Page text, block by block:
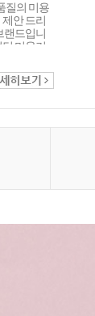
질의 미용
안 드리
랜드입니
미용기
사용하